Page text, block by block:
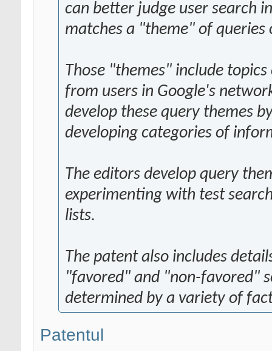
can better judge user search
matches a "theme" of queries
Those "themes" include
from users in Google's
develop these query themes
developing categories of
The editors develop query
experimenting with test
lists.
The patent also includes
"favored" and "non-favored"
determined by a variety of
Patentul